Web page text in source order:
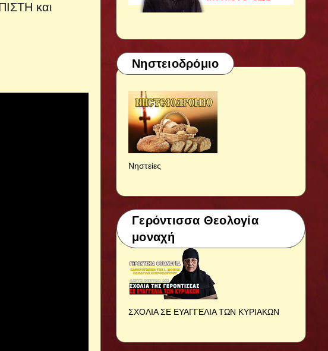
και
Νηστειοδρόμιο
Νηστείες
Γερόντισσα Θεολογία
μοναχή
ΣΧΟΛΙΑ ΣΕ ΕΥΑΓΓΕΛΙΑ ΤΩΝ ΚΥΡΙΑΚΩΝ